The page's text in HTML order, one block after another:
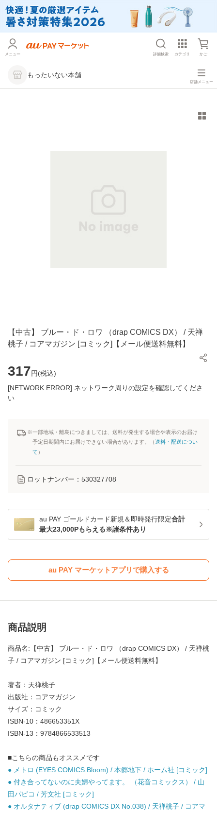
メニュー 詳細検索 カテゴリ かご
もったいない本舗
店舗メニュー
【中古】 ブルー・ド・ロワ （drap COMICS DX） / 天禅
桃子 / コアマガジン [コミック]【メール便送料無料】
317円(税込)
[NETWORK ERROR] ネットワーク周りの設定を確認してくださ
い
※一部地域・離島につきましては、送料が発生する場合や表示のお届け
予定日期間内にお届けできない場合があります。（送料・配送につい
て ）
ロットナンバー： 530327708
au PAY ゴールドカード新規＆即時発行限定合計
最大23,000Pもらえる※諸条件あり
au PAY マーケットアプリで購入する
商品説明
商品名:【中古】 ブルー・ド・ロワ （drap COMICS DX） / 天禅桃
子 / コアマガジン [コミック]【メール便送料無料】
著者：天禅桃子
出版社：コアマガジン
サイズ：コミック
ISBN-10：486653351X
ISBN-13：9784866533513
■こちらの商品もオススメです
● メトロ (EYES COMICS.Bloom) / 本郷地下 / ホーム社 [コミック]
● 付き合ってないのに夫婦やってます。 （花音コミックス） / 山
田パピコ / 芳文社 [コミック]
● オルタナティブ (drap COMICS DX No.038) / 天禅桃子 / コアマ